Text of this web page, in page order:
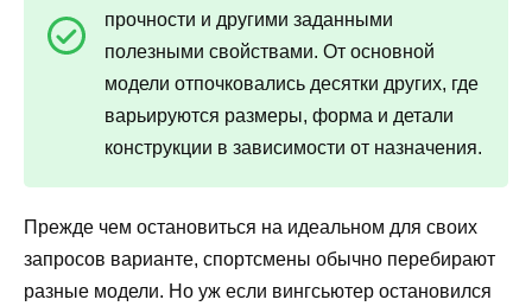
прочности и другими заданными
полезными свойствами. От основной
модели отпочковались десятки других, где
варьируются размеры, форма и детали
конструкции в зависимости от назначения.
Прежде чем остановиться на идеальном для своих
запросов варианте, спортсмены обычно перебирают
разные модели. Но уж если вингсьютер остановился